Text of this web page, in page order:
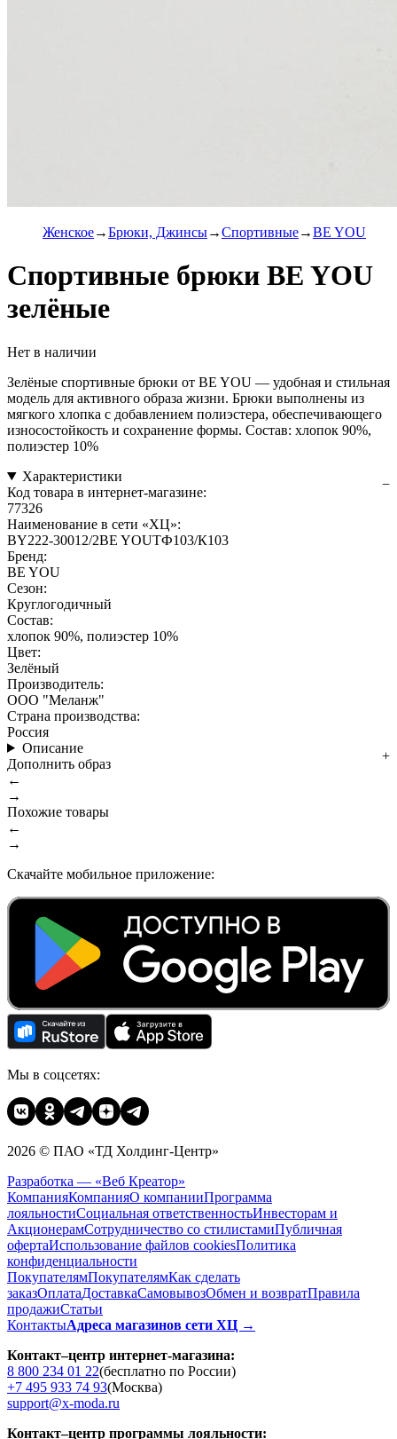
Женское Брюки, Джинсы Спортивные BE YOU
Спортивные брюки BE YOU
зелёные
Нет в наличии
Зелёные спортивные брюки от BE YOU — удобная и стильная
модель для активного образа жизни. Брюки выполнены из
мягкого хлопка с добавлением полиэстера, обеспечивающего
износостойкость и сохранение формы. Состав: хлопок 90%,
полиэстер 10%
Характеристики
Код товара в интернет-магазине:
77326
Наименование в сети «ХЦ»:
BY222-30012/2BE YOUТФ103/К103
Бренд:
BE YOU
Сезон:
Круглогодичный
Состав:
хлопок 90%, полиэстер 10%
Цвет:
Зелёный
Производитель:
ООО "Меланж"
Страна производства:
Россия
Описание
Дополнить образ
←
→
Похожие товары
←
→
Скачайте мобильное приложение:
Мы в соцсетях:
2026 © ПАО «ТД Холдинг-Центр»
Разработка — «Веб Креатор»
КомпанияКомпанияО компанииПрограмма
лояльностиСоциальная ответственностьИнвесторам и
АкционерамСотрудничество со стилистамиПубличная
офертаИспользование файлов cookiesПолитика
конфиденциальности
ПокупателямПокупателямКак сделать
заказОплатаДоставкаCамовывозОбмен и возвратПравила
продажиСтатьи
КонтактыАдреса магазинов сети ХЦ →
Контакт–центр интернет-магазина:
8 800 234 01 22(бесплатно по России)
+7 495 933 74 93(Москва)
support@x-moda.ru
Контакт–центр программы лояльности: